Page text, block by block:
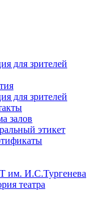
для зрителей
для зрителей
залов
этикет
им. И.С.Тургенева
театра